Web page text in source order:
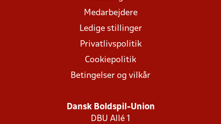
Medarbejdere
Ledige stillinger
Privatlivspolitik
Cookiepolitik
Betingelser og vilkår
Dansk Boldspil-Union
DBU Allé 1